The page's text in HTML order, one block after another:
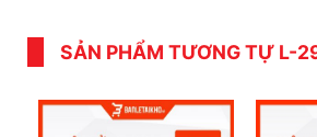
SẢN PHẨM TƯƠNG TỰ L-